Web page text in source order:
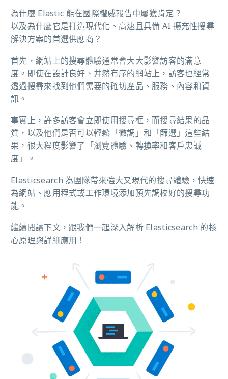
為什麼 Elastic 能在國際權威報告中屢獲肯定？
以及為什麼它是打造現代化、高速且具備 AI 擴充性搜尋
解決方案的首選供應商？
首先，網站上的搜尋體驗通常會大大影響訪客的滿意
度。即使在設計良好、井然有序的網站上，訪客也經常
透過搜尋來找到他們需要的確切產品、服務、內容和資
訊。
事實上，許多訪客會立即使用搜尋框，而搜尋結果的品
質，以及他們是否可以輕鬆「微調」和「篩選」這些結
果，很大程度影響了「瀏覽體驗、轉換率和客戶忠誠
度」。
Elasticsearch 為團隊帶來強大又現代的搜尋體驗，快速
為網站、應用程式或工作環境添加預先調校好的搜尋功
能。
繼續閱讀下文，跟我們一起深入解析 Elasticsearch 的核
心原理與詳細應用！